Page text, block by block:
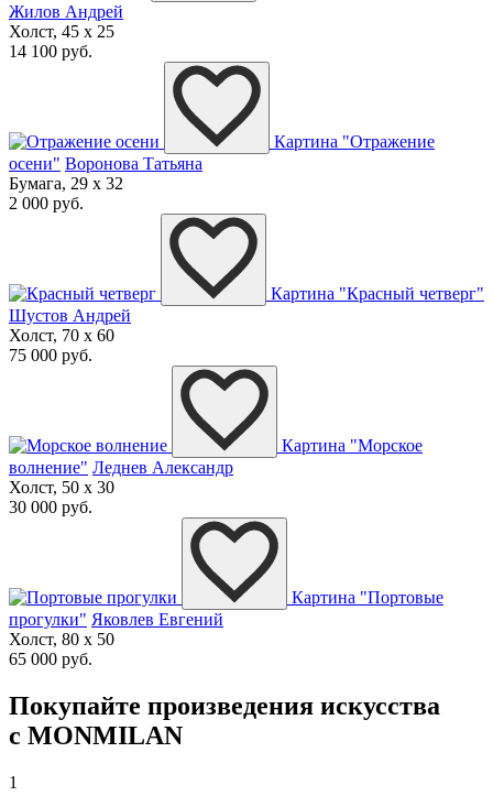
Жилов Андрей
Холст, 45 x 25
14 100 руб.
Картина "Отражение
осени" Воронова Татьяна
Бумага, 29 x 32
2 000 руб.
Картина "Красный четверг"
Шустов Андрей
Холст, 70 x 60
75 000 руб.
Картина "Морское
волнение" Леднев Александр
Холст, 50 x 30
30 000 руб.
Картина "Портовые
прогулки" Яковлев Евгений
Холст, 80 x 50
65 000 руб.
Покупайте произведения искусства
с MONMILAN
1